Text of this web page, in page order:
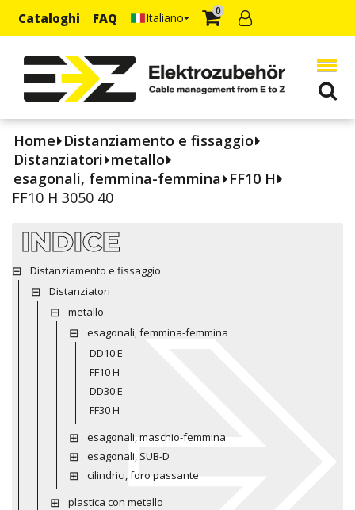
Cataloghi FAQ Italiano 0
Home Distanziamento e fissaggio
Distanziatori metallo
esagonali, femmina-femmina FF10 H
FF10 H 3050 40
INDICE
Distanziamento e fissaggio
Distanziatori
metallo
esagonali, femmina-femmina
DD10 E
FF10 H
DD30 E
FF30 H
esagonali, maschio-femmina
esagonali, SUB-D
cilindrici, foro passante
plastica con metallo